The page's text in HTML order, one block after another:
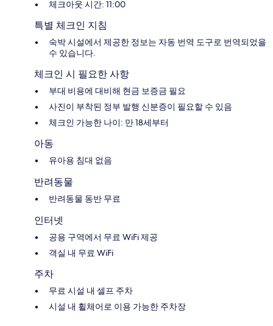
체크아웃 시간: 11:00
특별 체크인 지침
숙박 시설에서 제공한 정보는 자동 번역 도구로 번역되었을
수 있습니다.
체크인 시 필요한 사항
부대 비용에 대비해 현금 보증금 필요
사진이 부착된 정부 발행 신분증이 필요할 수 있음
체크인 가능한 나이: 만 18세부터
아동
유아용 침대 없음
반려동물
반려동물 동반 무료
인터넷
공용 구역에서 무료 WiFi 제공
객실 내 무료 WiFi
주차
무료 시설 내 셀프 주차
시설 내 휠체어로 이용 가능한 주차장